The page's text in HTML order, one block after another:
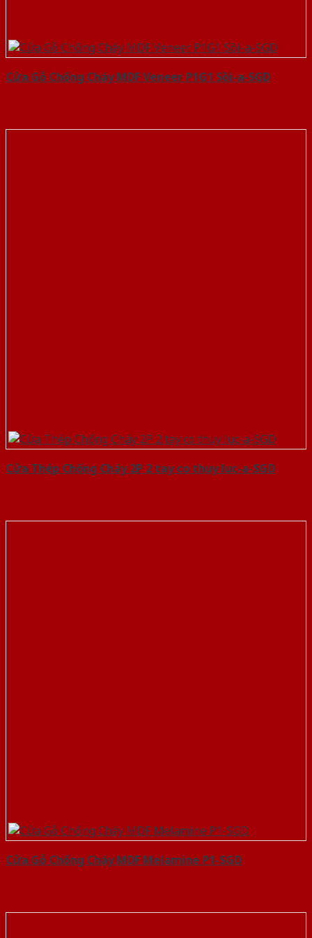
Cửa Gỗ Chống Cháy MDF Veneer P1G1 Sồi-a-SGD
Cửa Thép Chống Cháy 2P 2 tay co thuy luc-a-SGD
Cửa Gỗ Chống Cháy MDF Melamine P1-SGD